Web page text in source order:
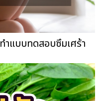
ำแบบทดสอบซึมเศร้า